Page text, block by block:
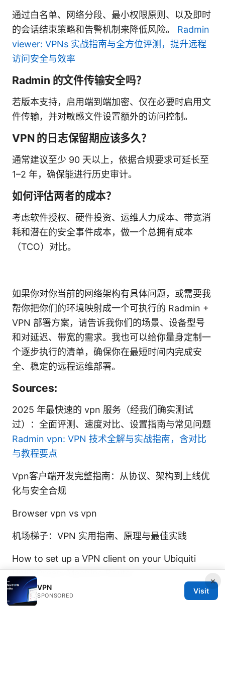
通过白名单、网络分段、最小权限原则、以及即时
的会话结束策略和告警机制来降低风险。 Radmin
viewer: VPNs 实战指南与全方位评测，提升远程
访问安全与效率
Radmin 的文件传输安全吗？
若版本支持，启用端到端加密、仅在必要时启用文
件传输，并对敏感文件设置额外的访问控制。
VPN 的日志保留期应该多久？
通常建议至少 90 天以上，依据合规要求可延长至
1–2 年，确保能进行历史审计。
如何评估两者的成本？
考虑软件授权、硬件投资、运维人力成本、带宽消
耗和潜在的安全事件成本，做一个总拥有成本
（TCO）对比。
如果你对你当前的网络架构有具体问题，或需要我
帮你把你们的环境映射成一个可执行的 Radmin +
VPN 部署方案，请告诉我你们的场景、设备型号
和对延迟、带宽的需求。我也可以给你量身定制一
个逐步执行的清单，确保你在最短时间内完成安
全、稳定的远程运维部署。
Sources:
2025 年最快速的 vpn 服务（经我们确实测试
过）：全面评测、速度对比、设置指南与常见问题
Radmin vpn: VPN 技术全解与实战指南，含对比
与教程要点
Vpn客户端开发完整指南：从协议、架构到上线优
化与安全合规
Browser vpn vs vpn
机场梯子：VPN 实用指南、原理与最佳实践
How to set up a VPN client on your Ubiquiti
UniFi Dream Machine Router
×
VPN
SPONSORED
Visit